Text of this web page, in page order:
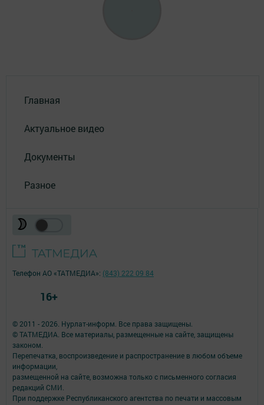
Главная
Актуальное видео
Документы
Разное
© 2011 - 2026. Нурлат-⁠информ. Все права защищены.
© ТАТМЕДИА. Все материалы, размещенные на сайте, защищены
законом.
Перепечатка, воспроизведение и распространение в любом объеме
информации,
размещенной на сайте, возможна только с письменного согласия
редакций СМИ.
При поддержке Республиканского агентства по печати и массовым
Телефон АО «ТАТМЕДИА»: (843) 222 09 84
16+